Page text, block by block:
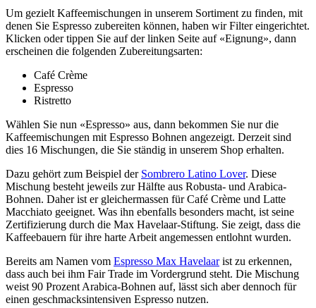
Um gezielt Kaffeemischungen in unserem Sortiment zu finden, mit
denen Sie Espresso zubereiten können, haben wir Filter eingerichtet.
Klicken oder tippen Sie auf der linken Seite auf «Eignung», dann
erscheinen die folgenden Zubereitungsarten:
Café Crème
Espresso
Ristretto
Wählen Sie nun «Espresso» aus, dann bekommen Sie nur die
Kaffeemischungen mit Espresso Bohnen angezeigt. Derzeit sind
dies 16 Mischungen, die Sie ständig in unserem Shop erhalten.
Dazu gehört zum Beispiel der Sombrero Latino Lover. Diese
Mischung besteht jeweils zur Hälfte aus Robusta- und Arabica-
Bohnen. Daher ist er gleichermassen für Café Crème und Latte
Macchiato geeignet. Was ihn ebenfalls besonders macht, ist seine
Zertifizierung durch die Max Havelaar-Stiftung. Sie zeigt, dass die
Kaffeebauern für ihre harte Arbeit angemessen entlohnt wurden.
Bereits am Namen vom Espresso Max Havelaarist zu erkennen,
dass auch bei ihm Fair Trade im Vordergrund steht. Die Mischung
weist 90 Prozent Arabica-Bohnen auf, lässt sich aber dennoch für
einen geschmacksintensiven Espresso nutzen.